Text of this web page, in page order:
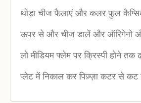
थोड़ा चीज फैलाएं और कलर फुल
ऊपर से और चीज डालें और ऑरिगेनो
लो मीडियम फ्लेम पर क्रिस्पी होने
प्लेट में निकाल कर पिज़्ज़ा कटर से